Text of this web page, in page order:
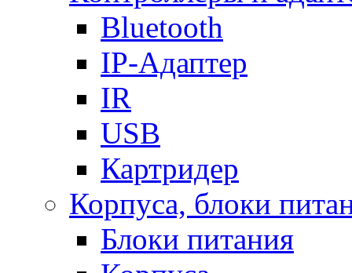
Bluetooth
IP-Адаптер
IR
USB
Картридер
Корпуса, блоки
Блоки питания